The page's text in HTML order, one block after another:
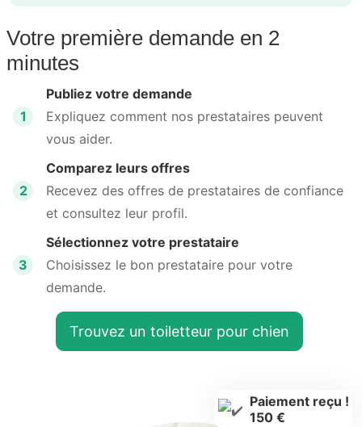
Votre première demande en 2
minutes
1
Publiez votre demande
Expliquez comment nos prestataires peuvent
vous aider.
2
Comparez leurs offres
Recevez des offres de prestataires de confiance
et consultez leur profil.
3
Sélectionnez votre prestataire
Choisissez le bon prestataire pour votre
demande.
Trouvez un toiletteur pour chien
Paiement reçu !
150 €